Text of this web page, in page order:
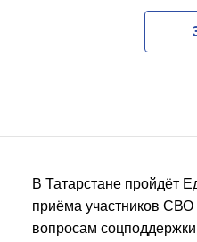
В Татарстане пройдёт
приёма участников СВО
вопросам соцподдержки